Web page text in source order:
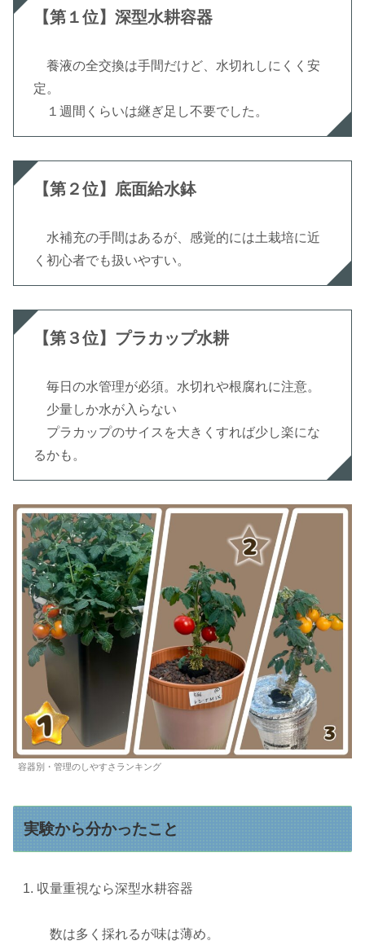
【第１位】深型水耕容器
養液の全交換は手間だけど、水切れしにくく安
定。
１週間くらいは継ぎ足し不要でした。
【第２位】底面給水鉢
水補充の手間はあるが、感覚的には土栽培に近
く初心者でも扱いやすい。
【第３位】プラカップ水耕
毎日の水管理が必須。水切れや根腐れに注意。
少量しか水が入らない
プラカップのサイスを大きくすれば少し楽にな
るかも。
容器別・管理のしやすさランキング
実験から分かったこと
収量重視なら深型水耕容器
数は多く採れるが味は薄め。